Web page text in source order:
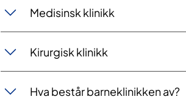
Medisinsk klinikk
Kirurgisk klinikk
Hva består barneklini​kken av?